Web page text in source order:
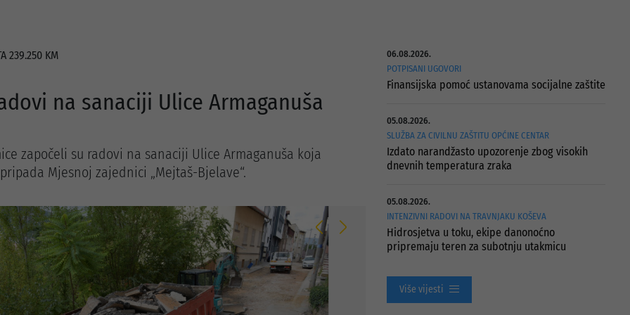
239.250 KM
na sanaciji Ulice Armaganuša
započeli su radovi na sanaciji Ulice Armaganuša koja
Mjesnoj zajednici „Mejtaš-Bjelave“.
06.08.2026.
POTPISANI UGOVORI
Finansijska pomoć ustanovama socijalne zaštite
05.08.2026.
SLUŽBA ZA CIVILNU ZAŠTITU OPĆINE CENTAR
Izdato narandžasto upozorenje zbog visokih
dnevnih temperatura zraka
05.08.2026.
INTENZIVNI RADOVI NA TRAVNJAKU KOŠEVA
Hidrosjetva u toku, ekipe danonoćno
pripremaju teren za subotnju utakmicu
Više vijesti